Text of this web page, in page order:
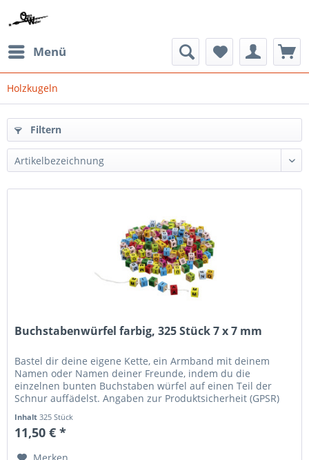
Menü
Holzkugeln
Filtern
Buchstabenwürfel farbig, 325 Stück 7 x 7 mm
Bastel dir deine eigene Kette, ein Armband mit deinem
Namen oder Namen deiner Freunde, indem du die
einzelnen bunten Buchstaben würfel auf einen Teil der
Schnur auffädelst. Angaben zur Produktsicherheit (GPSR)
Inhalt325 Stück
11,50 € *